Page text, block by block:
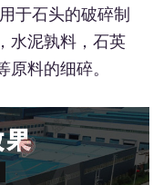
于石头的破碎制
水泥孰料，石英
料的细碎。